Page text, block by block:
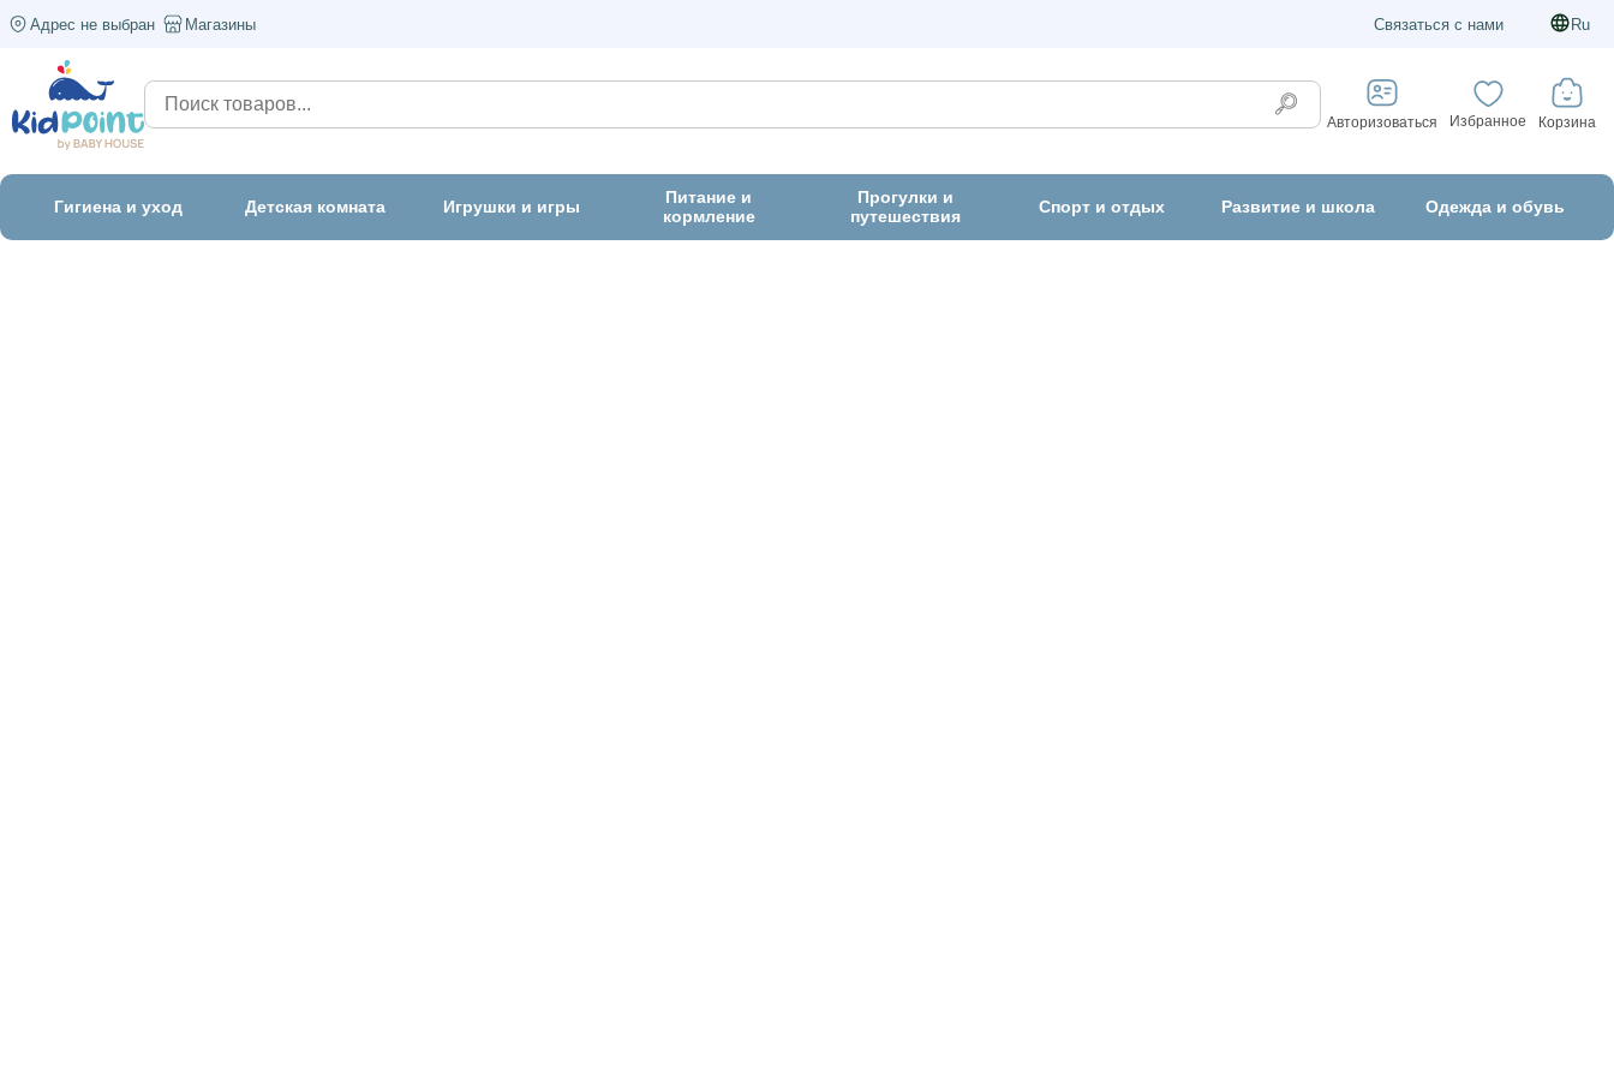
Адрес не выбран Магазины Связаться с нами Ru
Авторизоваться Избранное Корзина
Гигиена и уход Детская комната Игрушки и игры
Питание и
кормление
Прогулки и
путешествия
Спорт и отдых Развитие и школа Одежда и обувь